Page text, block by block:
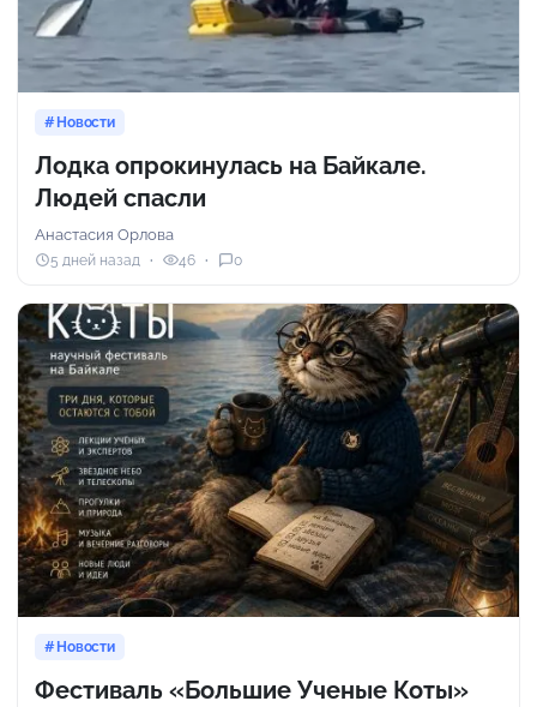
Новости
Лодка опрокинулась на Байкале.
Людей спасли
Анастасия Орлова
5 дней назад 46 0
Новости
Фестиваль «Большие Ученые Коты»